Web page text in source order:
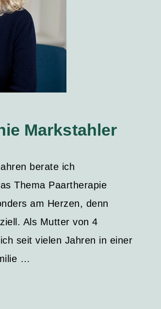
Markstahler
berate ich
Thema Paartherapie
am Herzen, denn
Als Mutter von 4
seit vielen Jahren in einer
…